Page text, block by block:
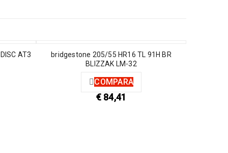
AT3
bridgestone 205/55 HR16 TL 91H BR
BLIZZAK LM-32
COMPARA
€84,41